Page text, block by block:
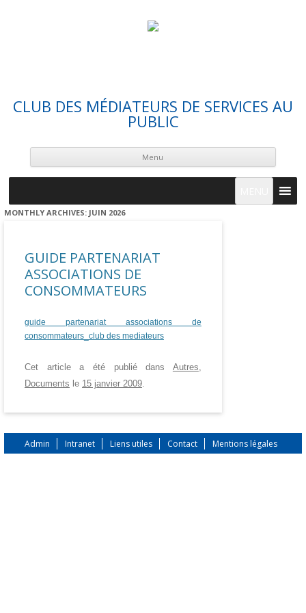
CLUB DES MÉDIATEURS DE SERVICES AU
PUBLIC
Menu
MONTHLY ARCHIVES: JUIN 2026
GUIDE PARTENARIAT
ASSOCIATIONS DE
CONSOMMATEURS
guide partenariat associations de
consommateurs_club des mediateurs
Cet article a été publié dans Autres,
Documents le 15 janvier 2009.
Admin Intranet Liens utiles Contact Mentions légales